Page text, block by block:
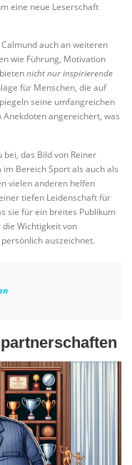
eine neue Leserschaft
auch an weiteren
wie Führung, Motivation
nicht nur inspirierende
für Menschen, die auf
seine umfangreichen
angereichert, was
das Bild von Reiner
im Bereich Sport als auch als
vielen anderen helfen
tiefen Leidenschaft für
sie für ein breites Publikum
Wichtigkeit von
auszeichnet.